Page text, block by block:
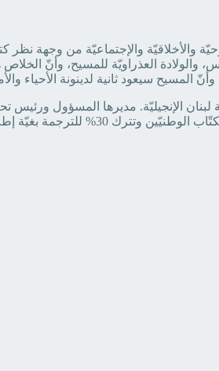
والإجتماعيّة من ‏وجهة نظر
والولادة العذراويّة ‏للمسيح، وأنّ
المسيح ‏سيعود ثانية لدينونة الأحياء